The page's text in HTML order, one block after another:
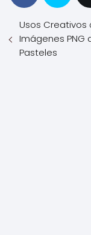
Usos Creativos
Imágenes PNG
Pasteles